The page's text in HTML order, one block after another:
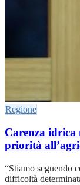
Regione
Carenza idrica
priorità
“Stiamo seguendo
difficoltà